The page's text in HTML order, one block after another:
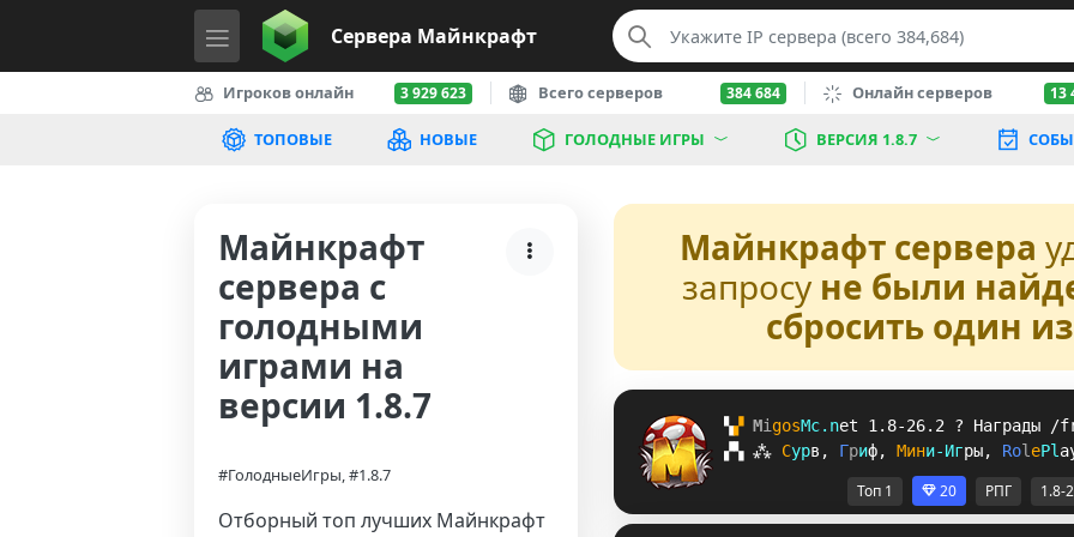
Сервера Майнкрафт
Игроков онлайн 3 929 623 Всего серверов 384 684 Онлайн серверов 13
ТОПОВЫЕ НОВЫЕ ГОЛОДНЫЕ ИГРЫ ВЕРСИЯ 1.8.7
Майнкрафт
сервера с
голодными
играми на
версии 1.8.7
#ГолодныеИгры, #1.8.7
Отборный топ лучших Майнкрафт
Майнкрафт сервера
запросу не были
сбросить один
▚▞ Mi gosMc. net 1.8-26.2 ? Награды /
▞▚ ⁂ Сурв , Гриф, Мини-Игры, Rol ePl a
Топ 1 20 РПГ 1.8-